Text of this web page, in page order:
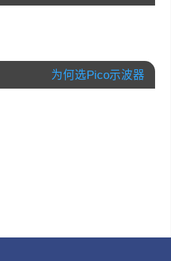
为何选Pico示波器